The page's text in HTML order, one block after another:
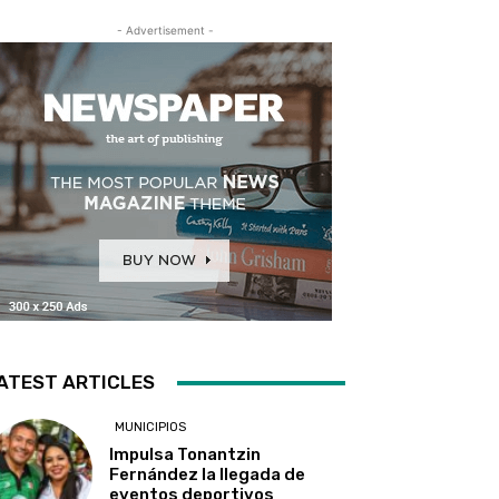
- Advertisement -
ARTICLES
MUNICIPIOS
Impulsa Tonantzin
Fernández la llegada de